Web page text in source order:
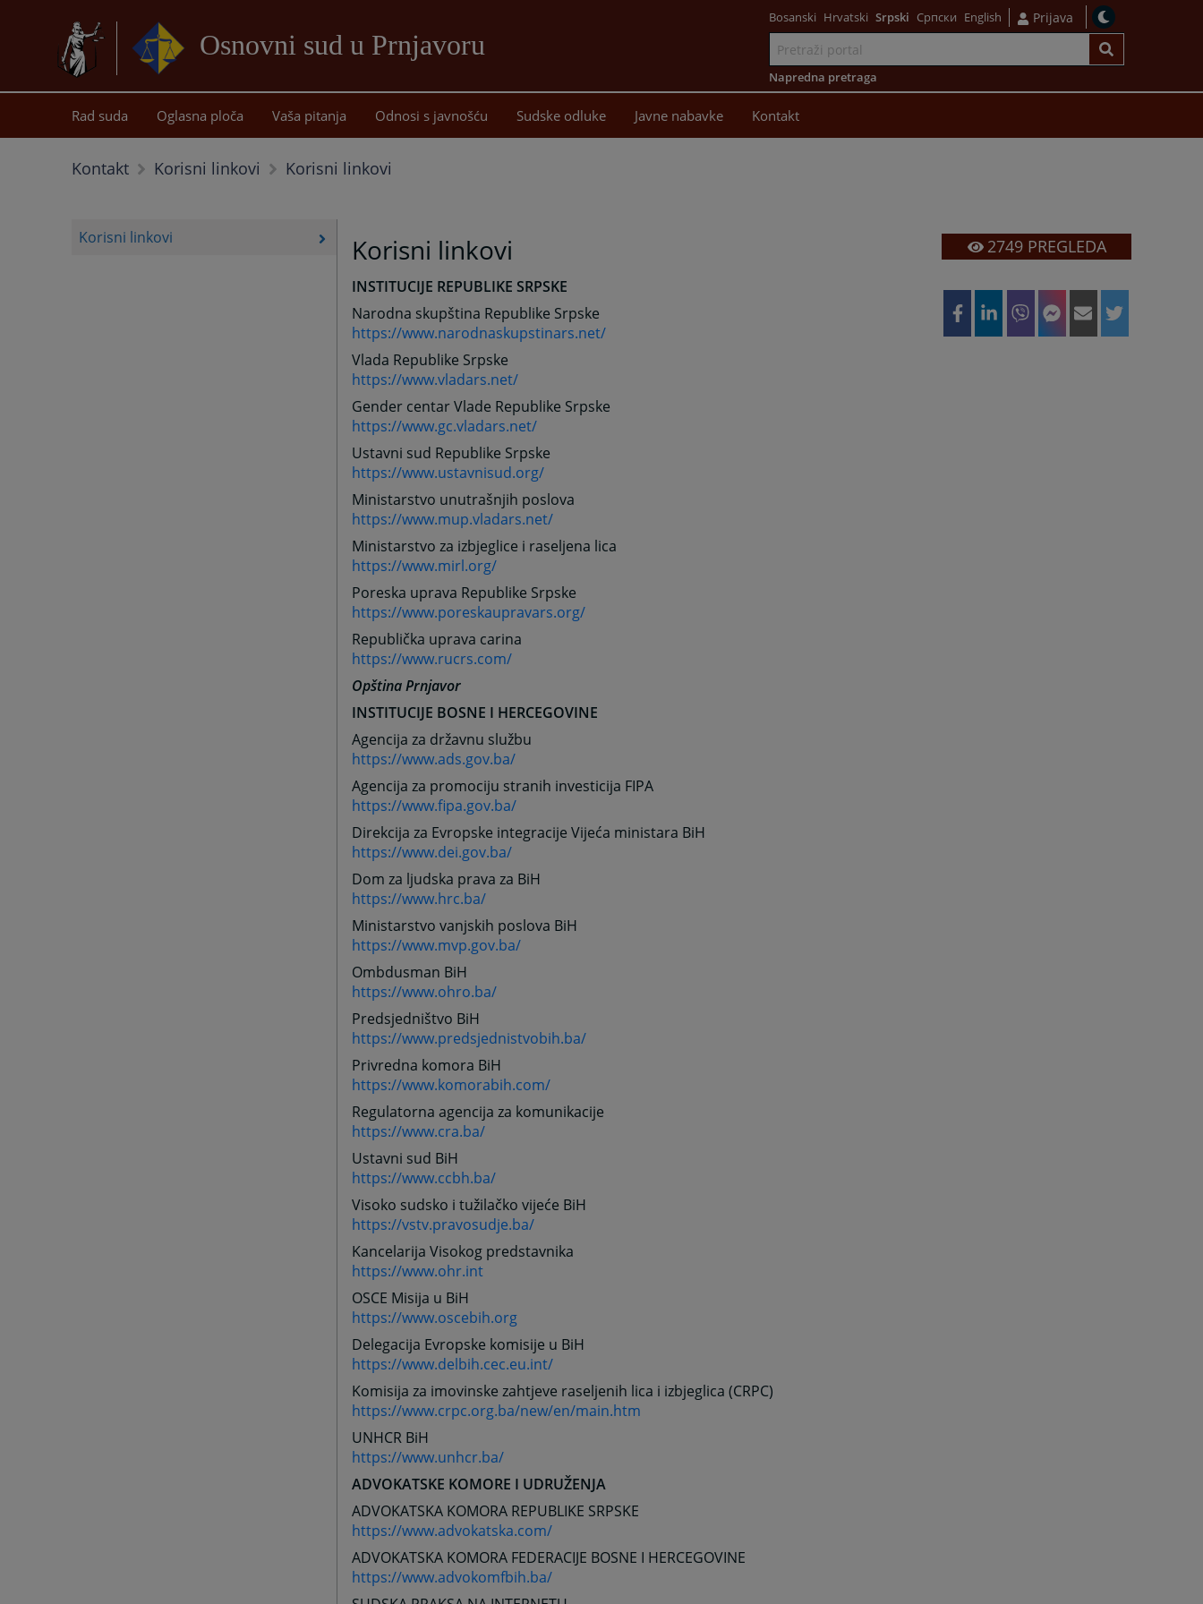
Osnovni sud u Prnjavoru
sadržaj
Bosanski Hrvatski Srpski Српски English Prijava
Napredna pretraga
Rad suda Oglasna ploča Vaša pitanja Odnosi s javnošću Sudske odluke Javne nabavke Kontakt
Kontakt Korisni linkovi Korisni linkovi
Korisni linkovi Korisni linkovi
INSTITUCIJE REPUBLIKE SRPSKE
Narodna skupština Republike Srpske
https://www.narodnaskupstinars.net/
Vlada Republike Srpske
https://www.vladars.net/
Gender centar Vlade Republike Srpske
https://www.gc.vladars.net/
Ustavni sud Republike Srpske
https://www.ustavnisud.org/
Ministarstvo unutrašnjih poslova
https://www.mup.vladars.net/
Ministarstvo za izbjeglice i raseljena lica
https://www.mirl.org/
Poreska uprava Republike Srpske
https://www.poreskaupravars.org/
Republička uprava carina
https://www.rucrs.com/
Opština Prnjavor
INSTITUCIJE BOSNE I HERCEGOVINE
Agencija za državnu službu
https://www.ads.gov.ba/
Agencija za promociju stranih investicija FIPA
https://www.fipa.gov.ba/
Direkcija za Evropske integracije Vijeća ministara BiH
https://www.dei.gov.ba/
Dom za ljudska prava za BiH
https://www.hrc.ba/
Ministarstvo vanjskih poslova BiH
https://www.mvp.gov.ba/
Ombdusman BiH
https://www.ohro.ba/
Predsjedništvo BiH
https://www.predsjednistvobih.ba/
Privredna komora BiH
https://www.komorabih.com/
Regulatorna agencija za komunikacije
https://www.cra.ba/
Ustavni sud BiH
https://www.ccbh.ba/
Visoko sudsko i tužilačko vijeće BiH
https://vstv.pravosudje.ba/
Kancelarija Visokog predstavnika
https://www.ohr.int
OSCE Misija u BiH
https://www.oscebih.org
Delegacija Evropske komisije u BiH
https://www.delbih.cec.eu.int/
Komisija za imovinske zahtjeve raseljenih lica i izbjeglica (CRPC)
https://www.crpc.org.ba/new/en/main.htm
UNHCR BiH
https://www.unhcr.ba/
ADVOKATSKE KOMORE I UDRUŽENJA
ADVOKATSKA KOMORA REPUBLIKE SRPSKE
https://www.advokatska.com/
ADVOKATSKA KOMORA FEDERACIJE BOSNE I HERCEGOVINE
https://www.advokomfbih.ba/
2749PREGLEDA